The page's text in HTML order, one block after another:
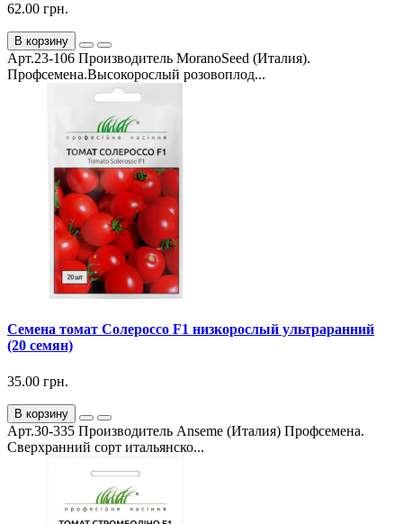
62.00 грн.
В корзину
Арт.23-106 Производитель MoranoSeed (Италия).
Профсемена.Высокорослый розовоплод...
Семена томат Солероссо F1 низкорослый ультраранний
(20 семян)
35.00 грн.
В корзину
Арт.30-335 Производитель Anseme (Италия) Профсемена.
Сверхранний сорт итальянско...